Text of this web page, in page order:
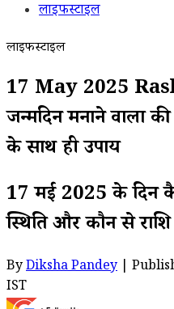
लाइफस्टाइल
लाइफस्टाइल
17 May 2025
जन्मदिन मनाने वालों
के साथ ही उपाय
17 मई 2025 के दिन
स्थिति और कौन से
ByDiksha Pandey |
IST